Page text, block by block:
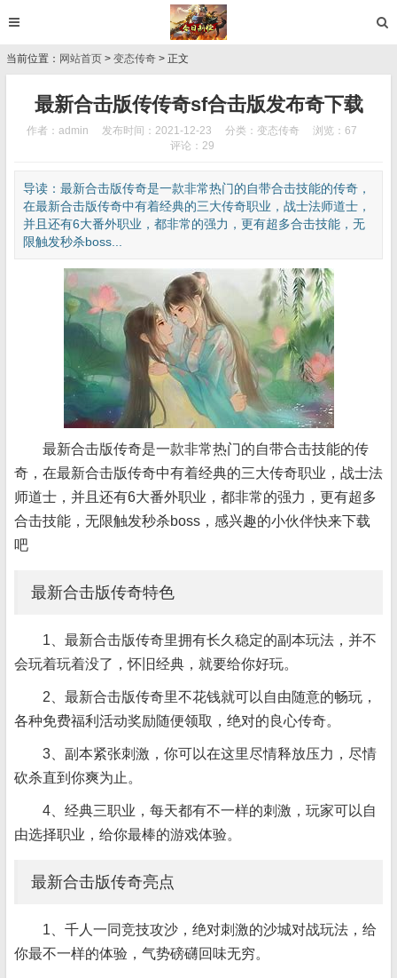
当前位置： 网站首页 > 变态传奇 > 正文
最新合击版传传奇sf合击版发布奇下载
作者：admin 发布时间：2021-12-23 分类： 变态传奇
浏览：67
评论：29
导读：最新合击版传奇是一款非常热门的自带合击技能的传奇，
在最新合击版传奇中有着经典的三大传奇职业，战士法师道士，
并且还有6大番外职业，都非常的强力，更有超多合击技能，无
限触发秒杀boss...
最新合击版传奇是一款非常热门的自带合击技能的传
奇，在最新合击版传奇中有着经典的三大传奇职业，战士法
师道士，并且还有6大番外职业，都非常的强力，更有超多
合击技能，无限触发秒杀boss，感兴趣的小伙伴快来下载
吧
最新合击版传奇特色
1、最新合击版传奇里拥有长久稳定的副本玩法，并不
会玩着玩着没了，怀旧经典，就要给你好玩。
2、最新合击版传奇里不花钱就可以自由随意的畅玩，
各种免费福利活动奖励随便领取，绝对的良心传奇。
3、副本紧张刺激，你可以在这里尽情释放压力，尽情
砍杀直到你爽为止。
4、经典三职业，每天都有不一样的刺激，玩家可以自
由选择职业，给你最棒的游戏体验。
最新合击版传奇亮点
1、千人一同竞技攻沙，绝对刺激的沙城对战玩法，给
你最不一样的体验，气势磅礴回味无穷。